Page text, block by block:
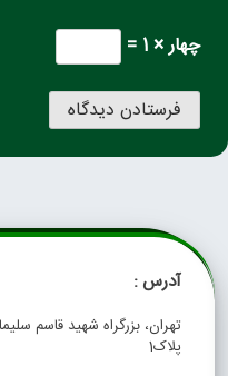
چهار × 1 =
آدرس :
تهران، بزرگراه شهید قاسم
پلاک1